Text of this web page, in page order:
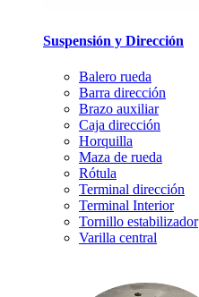
Suspensión y Dirección
Balero rueda
Barra dirección
Brazo auxiliar
Caja dirección
Horquilla
Maza de rueda
Rótula
Terminal dirección
Terminal Interior
Tornillo estabilizador
Varilla central